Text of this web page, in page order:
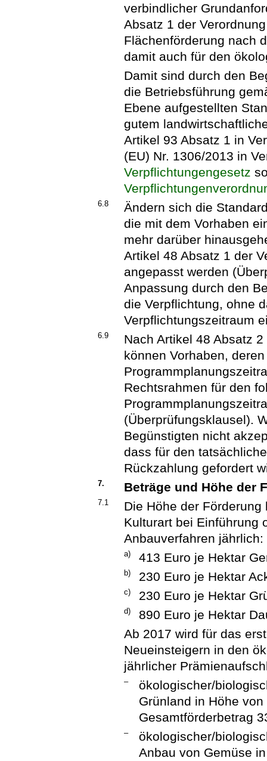
verbindlicher
Absatz 1 der
Flächenförderung nach
damit auch für den
Damit sind durch den
die Betriebsführung
Ebene aufgestellten
gutem
Artikel 93 Absatz 1 in
(EU) Nr. 1306/2013 in
Verpflichtungengesetz
6.8
Ändern sich die
die mit dem Vorhaben
mehr darüber
Artikel 48 Absatz 1 der
angepasst werden
Anpassung durch den
die Verpflichtung, ohne
Verpflichtungszeitraum
6.9
Nach Artikel 48 Absatz
können Vorhaben,
Rechtsrahmen für den
(Überprüfungsklausel).
Begünstigten nicht
dass für den
Rückzahlung gefordert
7. Beträge und Höhe der
7.1
Die Höhe der
Kulturart bei Einführung
Anbauverfahren jährlich:
a) 413 Euro je Hektar
b) 230 Euro je Hektar
c) 230 Euro je Hektar
d)
890 Euro je Hektar
Ab 2017 wird für das
Neueinsteigern in den
jährlicher
–
ökologischer/
Grünland in Höhe
Gesamtförderbetrag
–
ökologischer/
Anbau von Gemüse